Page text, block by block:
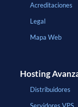
Acreditaciones
Legal
Mapa Web
Hosting
Distribuidores